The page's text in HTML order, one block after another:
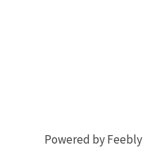
Powered by Feebly